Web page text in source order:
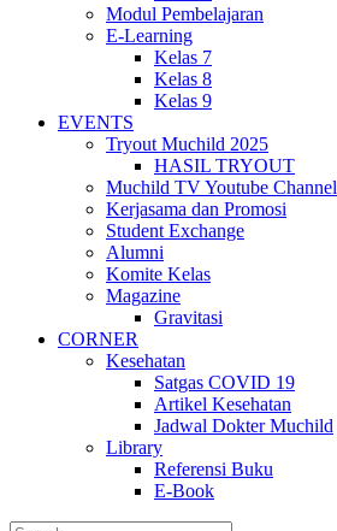
Modul Pembelajaran
E-Learning
Kelas 7
Kelas 8
Kelas 9
EVENTS
Tryout Muchild 2025
HASIL TRYOUT
Muchild TV Youtube Channel
Kerjasama dan Promosi
Student Exchange
Alumni
Komite Kelas
Magazine
Gravitasi
CORNER
Kesehatan
Satgas COVID 19
Artikel Kesehatan
Jadwal Dokter Muchild
Library
Referensi Buku
E-Book